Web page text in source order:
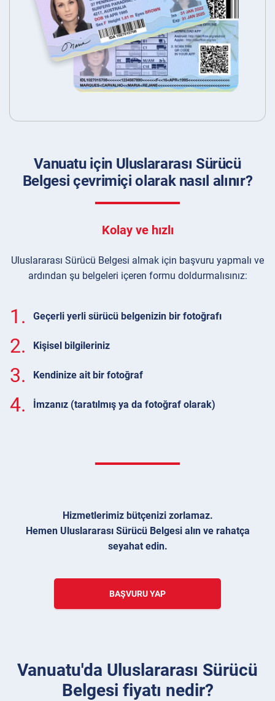
Vanuatu için Uluslararası Sürücü
Belgesi çevrimiçi olarak nasıl alınır?
Kolay ve hızlı
Uluslararası Sürücü Belgesi almak için başvuru yapmalı ve
ardından şu belgeleri içeren formu doldurmalısınız:
1. Geçerli yerli sürücü belgenizin bir fotoğrafı
2. Kişisel bilgileriniz
3. Kendinize ait bir fotoğraf
4. İmzanız (taratılmış ya da fotoğraf olarak)
Hizmetlerimiz bütçenizi zorlamaz.
Hemen Uluslararası Sürücü Belgesi alın ve rahatça
seyahat edin.
BAŞVURU YAP
Vanuatu'da Uluslararası Sürücü
Belgesi fiyatı nedir?